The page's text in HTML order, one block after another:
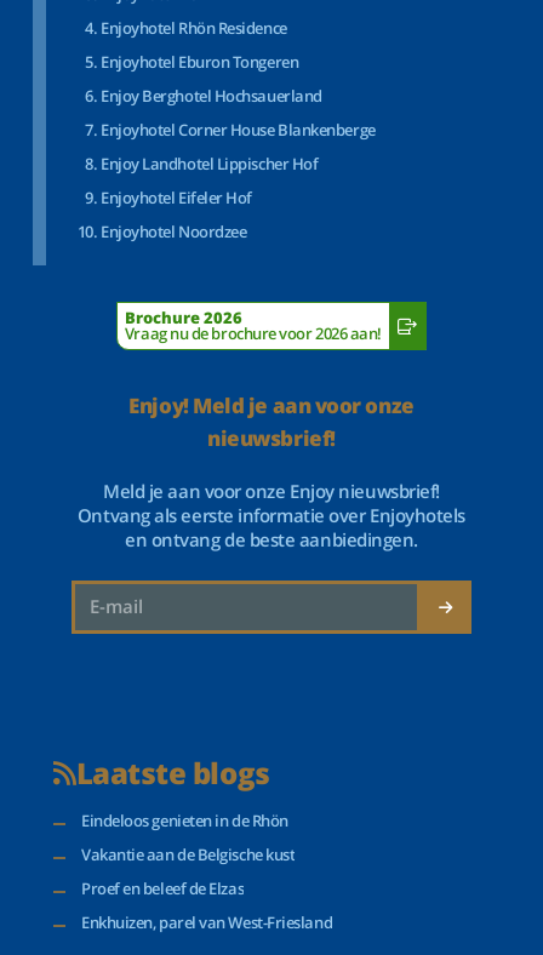
Enjoyhotel Rhön Residence
Enjoyhotel Eburon Tongeren
Enjoy Berghotel Hochsauerland
Enjoyhotel Corner House Blankenberge
Enjoy Landhotel Lippischer Hof
Enjoyhotel Eifeler Hof
Enjoyhotel Noordzee
Brochure 2026
Vraag nu de brochure voor 2026 aan!
Enjoy! Meld je aan voor onze
nieuwsbrief!
Meld je aan voor onze Enjoy nieuwsbrief!
Ontvang als eerste informatie over Enjoyhotels
en ontvang de beste aanbiedingen.
Laatste blogs
Eindeloos genieten in de Rhön
Vakantie aan de Belgische kust
Proef en beleef de Elzas
Enkhuizen, parel van West-Friesland